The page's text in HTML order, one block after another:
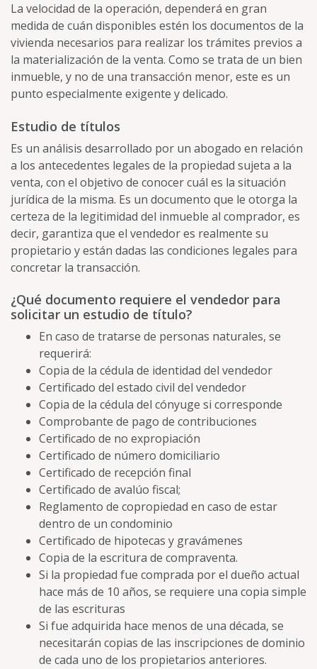
La velocidad de la operación, dependerá en gran
medida de cuán disponibles estén los documentos de la
vivienda necesarios para realizar los trámites previos a
la materialización de la venta. Como se trata de un bien
inmueble, y no de una transacción menor, este es un
punto especialmente exigente y delicado.
Estudio de títulos
Es un análisis desarrollado por un abogado en relación
a los antecedentes legales de la propiedad sujeta a la
venta, con el objetivo de conocer cuál es la situación
jurídica de la misma. Es un documento que le otorga la
certeza de la legitimidad del inmueble al comprador, es
decir, garantiza que el vendedor es realmente su
propietario y están dadas las condiciones legales para
concretar la transacción.
¿Qué documento requiere el vendedor para
solicitar un estudio de título?
En caso de tratarse de personas naturales, se
requerirá:
Copia de la cédula de identidad del vendedor
Certificado del estado civil del vendedor
Copia de la cédula del cónyuge si corresponde
Comprobante de pago de contribuciones
Certificado de no expropiación
Certificado de número domiciliario
Certificado de recepción final
Certificado de avalúo fiscal;
Reglamento de copropiedad en caso de estar
dentro de un condominio
Certificado de hipotecas y gravámenes
Copia de la escritura de compraventa.
Si la propiedad fue comprada por el dueño actual
hace más de 10 años, se requiere una copia simple
de las escrituras
Si fue adquirida hace menos de una década, se
necesitarán copias de las inscripciones de dominio
de cada uno de los propietarios anteriores.